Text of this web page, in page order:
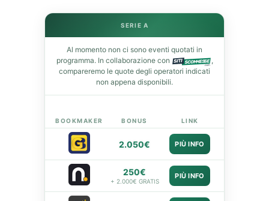
SERIE A
Al momento non ci sono eventi quotati in
programma. In collaborazione con
,
compareremo le quote degli operatori indicati
non appena disponibili.
BOOKMAKER BONUS LINK
2.050€ PIÙ INFO
250€
+ 2.000€ GRATIS
PIÙ INFO